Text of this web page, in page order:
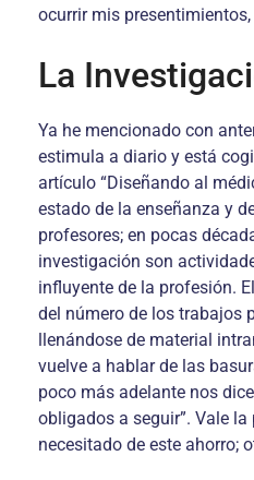
ocurrir mis
La
Ya he mencionado con
estimula a diario y está
artículo “Diseñando al
estado de la enseñanza y
profesores; en pocas
investigación son
influyente de la profesión.
del número de los trabajos
llenándose de material
vuelve a hablar de las
poco más adelante nos
obligados a seguir”. Vale
necesitado de este ahorro;